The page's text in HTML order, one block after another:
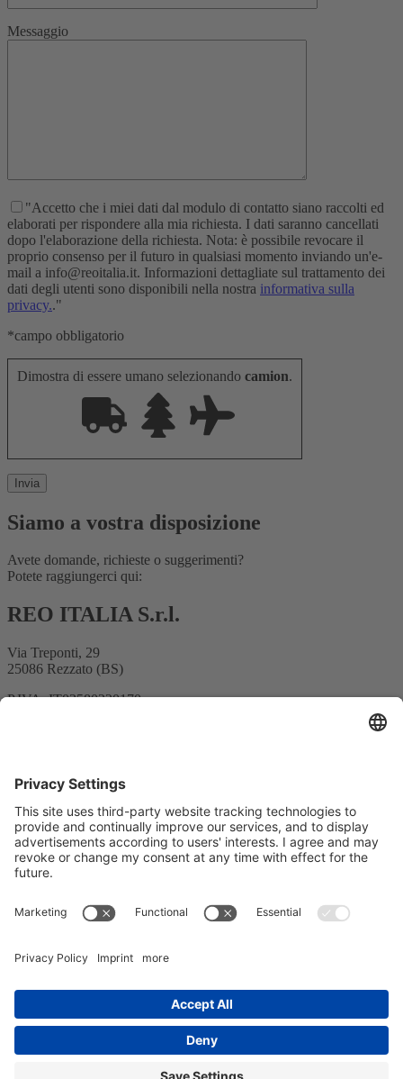
Messaggio
"Accetto che i miei dati dal modulo di contatto siano raccolti ed
elaborati per rispondere alla mia richiesta. I dati saranno cancellati
dopo l'elaborazione della richiesta. Nota: è possibile revocare il
proprio consenso per il futuro in qualsiasi momento inviando un'e-
mail a info@reoitalia.it. Informazioni dettagliate sul trattamento dei
dati degli utenti sono disponibili nella nostra informativa sulla
privacy.."
*campo obbligatorio
Dimostra di essere umano selezionando camion.
Siamo a vostra disposizione
Avete domande, richieste o suggerimenti?
Potete raggiungerci qui:
REO ITALIA S.r.l.
Via Treponti, 29
25086 Rezzato (BS)
P.IVA: IT03580220170
Registrazione alla newsletter
Indirizzo e-mail*
Sì, confermo di voler ricevere la newsletter di REO AG e di
Utilizziamo Sendinblue come piattaforma di marketing.
informazioni fornite saranno trasferite a Sendinblue per essere
elaborate in conformità alle
Condizioni d'uso